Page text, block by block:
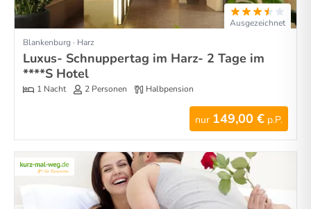
Ausgezeichnet
Blankenburg · Harz
Luxus- Schnuppertag im Harz- 2 Tage im
****S Hotel
1 Nacht 2 Personen Halbpension
nur 149,00 € p.P.